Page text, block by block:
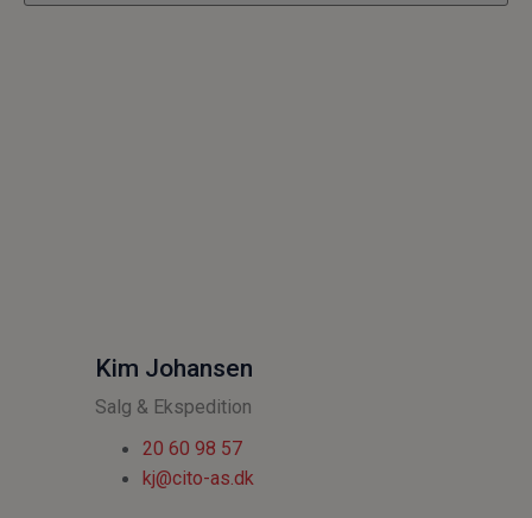
Kim Johansen
Salg & Ekspedition
20 60 98 57
kj@cito-as.dk